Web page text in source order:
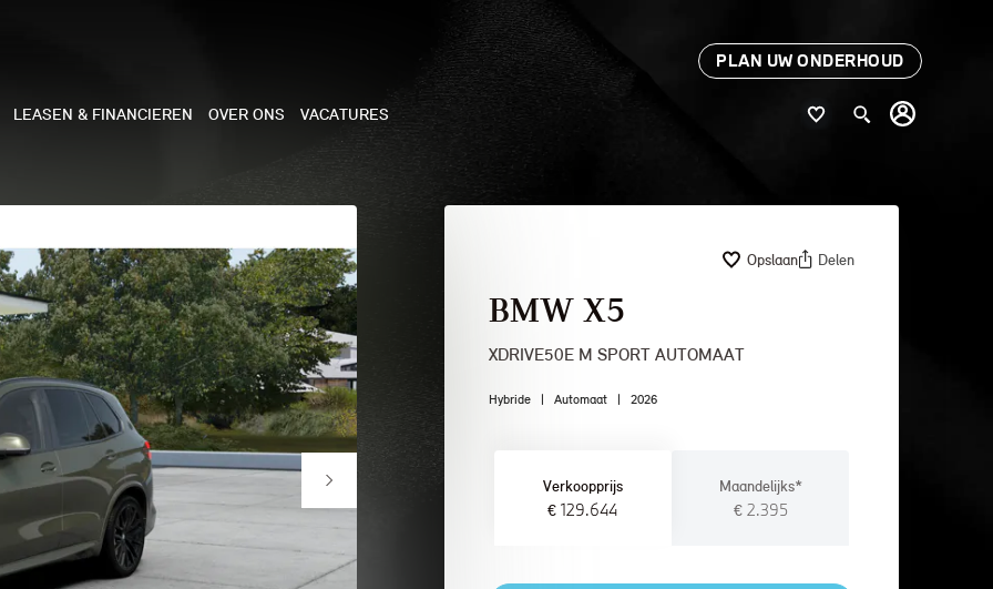
PLAN UW ONDERHOUD
3-DEURS
CABRIO
5-DEURS
COOPER WORKS
SMITH EDITION
LEASEN & FINANCIEREN OVER ONS VACATURES
Opslaan Delen
BMW X5
XDRIVE50E M SPORT AUTOMAAT
Hybride | Automaat | 2026
Verkoopprijs
€ 129.644
Maandelijks*
€ 2.395